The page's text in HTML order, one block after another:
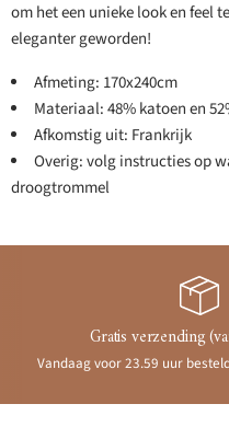
om het een unieke look en feel
eleganter geworden!
Afmeting: 170x240cm
Materiaal: 48% katoen en
Afkomstig uit: Frankrijk
Overig: volg instructies op
droogtrommel
Gratis verzending
Vandaag voor 23.59 uur